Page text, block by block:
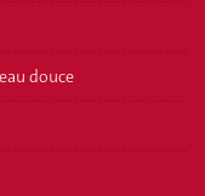
douce